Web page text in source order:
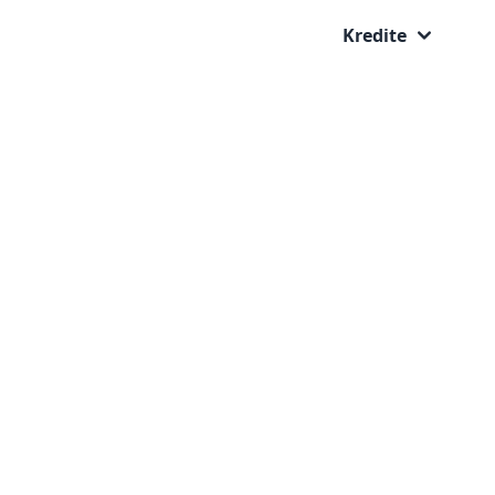
Kredite